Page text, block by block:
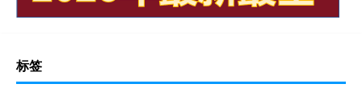
标签